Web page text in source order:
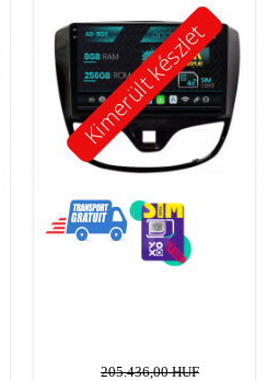
Kimerült készlet
205.436,00 HUF